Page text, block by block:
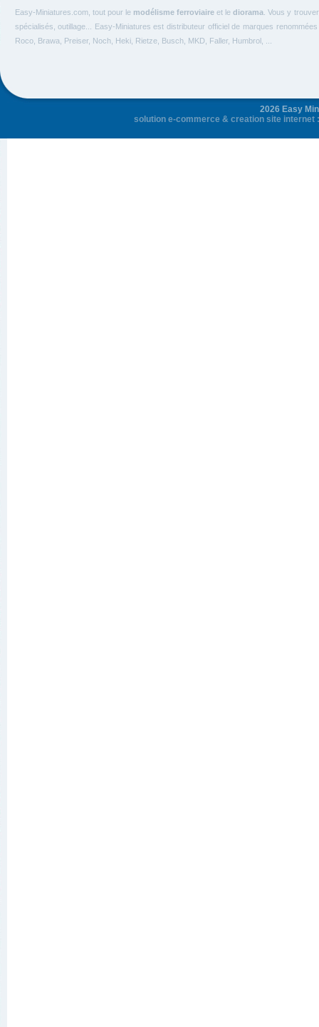
Easy-Miniatures.com, tout pour le modélisme ferroviaireet lediorama . Vous y
spécialisés, outillage... Easy-Miniatures est distributeur officiel de marques
Roco, Brawa, Preiser, Noch, Heki, Rietze, Busch, MKD, Faller, Humbrol, ...
2026 Easy
solution e-commerce & creation site internet